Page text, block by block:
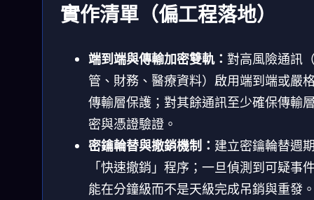
實作清單（偏工程落地）
端到端與傳輸加密雙軌： 對高風險通訊
管、財務、醫療資料）啟用端到端或嚴
傳輸層保護；對其餘通訊至少確保傳輸
密與憑證驗證。
密鑰輪替與撤銷機制： 建立密鑰輪替週
「快速撤銷」程序；一旦偵測到可疑事
能在分鐘級而不是天級完成吊銷與重發